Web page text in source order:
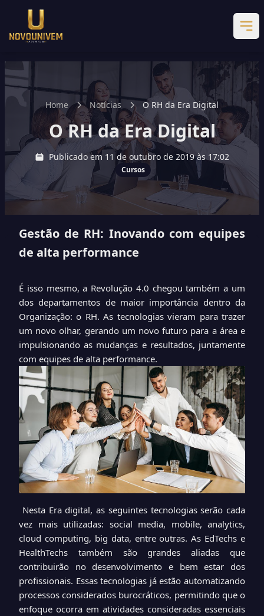
Home Notícias O RH da Era Digital
O RH da Era Digital
Publicado em 11 de outubro de 2019 às 17:02
Cursos
Gestão de RH: Inovando com equipes
de alta performance
É isso mesmo, a Revolução 4.0 chegou também a um
dos departamentos de maior importância dentro da
Organização: o RH. As tecnologias vieram para trazer
um novo olhar, gerando um novo futuro para a área e
impulsionando as mudanças e resultados, juntamente
com equipes de alta performance.
Nesta Era digital, as seguintes tecnologias serão cada
vez mais utilizadas: social media, mobile, analytics,
cloud computing, big data, entre outras. As EdTechs e
HealthTechs também são grandes aliadas que
contribuirão no desenvolvimento e bem estar dos
profissionais. Essas tecnologias já estão automatizando
processos considerados burocráticos, permitindo que o
enfoque ocorra em atividades consideradas essenciais